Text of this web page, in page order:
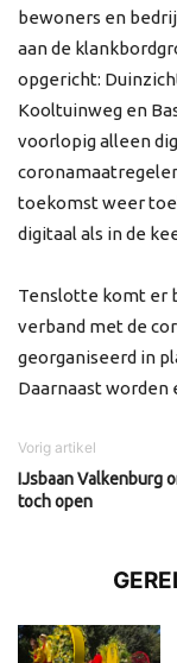
bewoners en
aan de
opgericht:
Kooltuinweg en
voorlopig alleen
toekomst weer
digitaal als in de
Tenslotte komt er
verband met de
georganiseerd in
Daarnaast worden
Vorig artikel
IJsbaan Valkenburg
toch open